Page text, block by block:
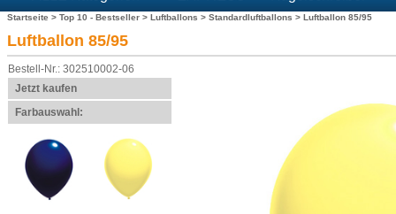
Branchen
Startseite > Top 10 - Bestseller > Luftballons > Standardluftballons > Luftballon 85/95
Luftballon 85/95
Bestell-Nr.: 302510002-06
Jetzt kaufen
Farbauswahl: